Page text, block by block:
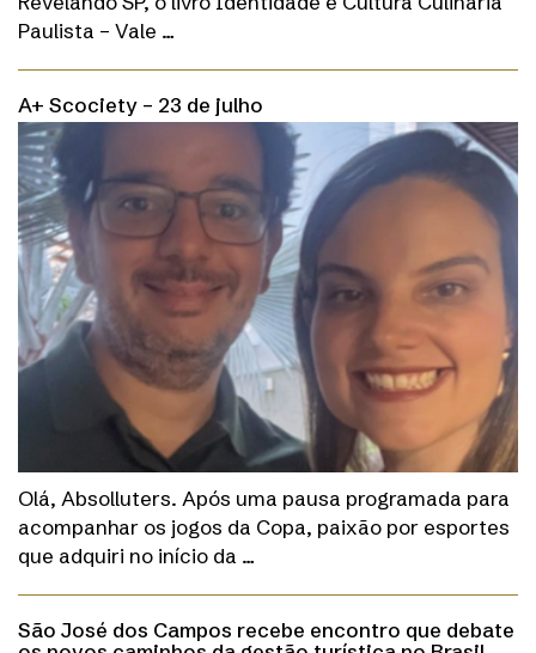
Paulista – Vale …
A+ Scociety – 23 de julho
Olá, Absolluters. Após uma pausa programada para
acompanhar os jogos da Copa, paixão por esportes
que adquiri no início da …
São José dos Campos recebe encontro que debate